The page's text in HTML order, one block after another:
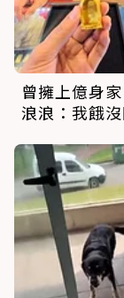
曾擁上億身
浪浪：我餓